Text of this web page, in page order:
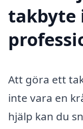
takbyte
Att göra ett
inte vara en
hjälp kan du